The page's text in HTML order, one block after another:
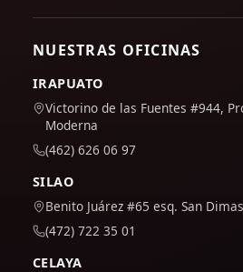
NUESTRAS OFICINAS
IRAPUATO
Victorino de las Fuentes #944,
Moderna
(462) 626 06 97
SILAO
Benito Juárez #65 esq. San
(472) 722 35 01
CELAYA